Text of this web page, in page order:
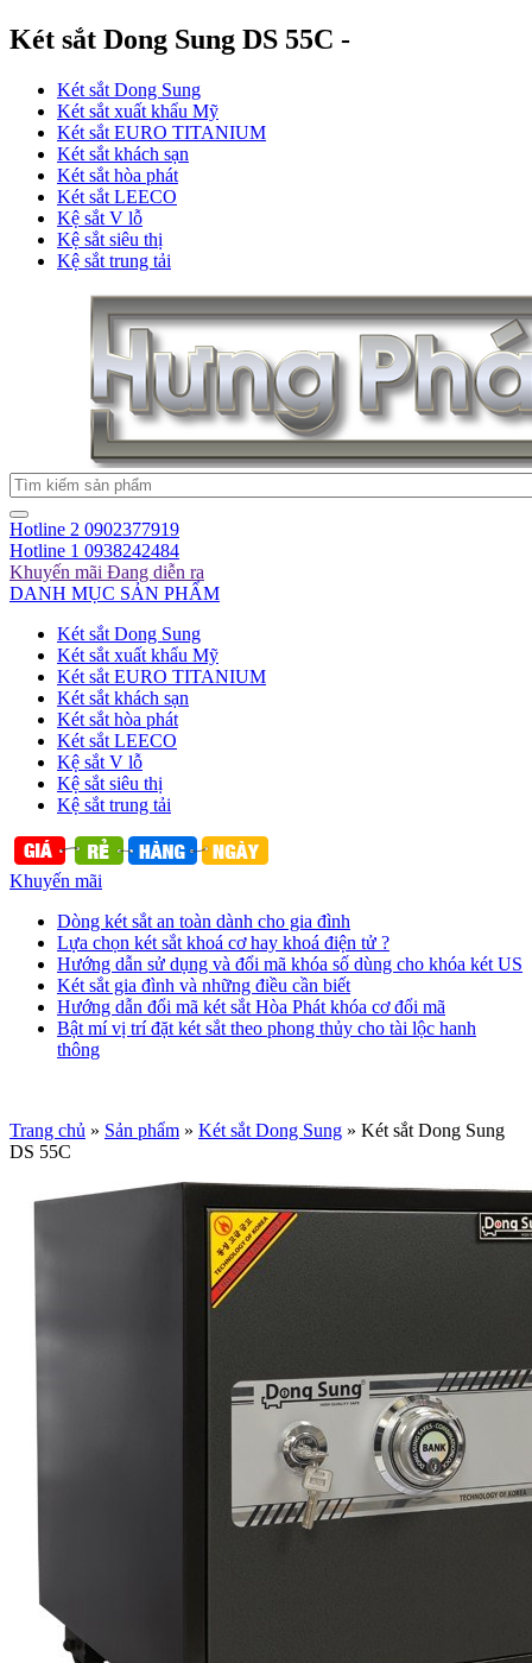
Két sắt Dong Sung DS 55C -
Két sắt Dong Sung
Két sắt xuất khẩu Mỹ
Két sắt EURO TITANIUM
Két sắt khách sạn
Két sắt hòa phát
Két sắt LEECO
Kệ sắt V lỗ
Kệ sắt siêu thị
Kệ sắt trung tải
Hotline 2 0902377919
Hotline 1 0938242484
Khuyến mãi Đang diễn ra
DANH MỤC SẢN PHẨM
Két sắt Dong Sung
Két sắt xuất khẩu Mỹ
Két sắt EURO TITANIUM
Két sắt khách sạn
Két sắt hòa phát
Két sắt LEECO
Kệ sắt V lỗ
Kệ sắt siêu thị
Kệ sắt trung tải
Khuyến mãi
Dòng két sắt an toàn dành cho gia đình
Lựa chọn két sắt khoá cơ hay khoá điện tử ?
Hướng dẫn sử dụng và đổi mã khóa số dùng cho khóa két US
Két sắt gia đình và những điều cần biết
Hướng dẫn đổi mã két sắt Hòa Phát khóa cơ đổi mã
Bật mí vị trí đặt két sắt theo phong thủy cho tài lộc hanh
thông
Trang chủ » Sản phẩm » Két sắt Dong Sung » Két sắt Dong Sung
DS 55C